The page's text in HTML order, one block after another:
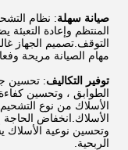
صيانة سهلة: نظام
المنتظم وإعادة
التوقف.تصميم الجهاز
مهام الصيانة مريحة
توفير التكاليف: تحسين
الطوابق ، وتحسين
الأسلاك من نوع
الأسلاك.انخفاض الحاجة
وتحسين نوعية الأسلاك
الربحية.